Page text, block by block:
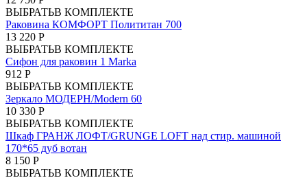
ВЫБРАТЬВ КОМПЛЕКТЕ
Раковина КОМФОРТ Полититан 700
13 220 Р
ВЫБРАТЬВ КОМПЛЕКТЕ
Сифон для раковин 1 Marka
912 Р
ВЫБРАТЬВ КОМПЛЕКТЕ
Зеркало МОДЕРН/Modern 60
10 330 Р
ВЫБРАТЬВ КОМПЛЕКТЕ
Шкаф ГРАНЖ ЛОФТ/GRUNGE LOFT над стир. машиной
170*65 дуб вотан
8 150 Р
ВЫБРАТЬВ КОМПЛЕКТЕ